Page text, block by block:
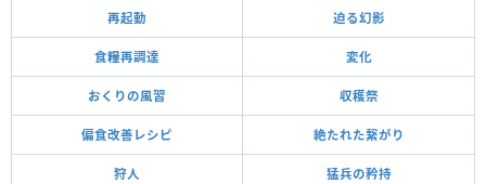
再起動 迫る幻影
食糧再調達 変化
おくりの風習 収穫祭
偏食改善レシピ 絶たれた繋がり
狩人 猛兵の矜持